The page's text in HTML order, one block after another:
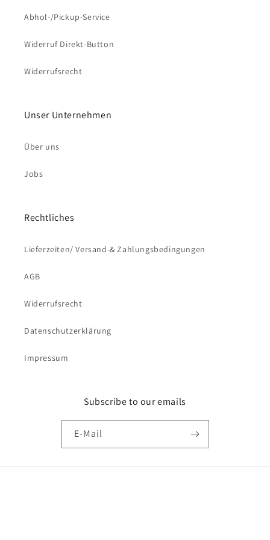
Abhol-/Pickup-Service
Widerruf Direkt-Button
Widerrufsrecht
Unser Unternehmen
Über uns
Jobs
Rechtliches
Lieferzeiten/ Versand-& Zahlungsbedingungen
AGB
Widerrufsrecht
Datenschutzerklärung
Impressum
Subscribe to our emails
E-Mail